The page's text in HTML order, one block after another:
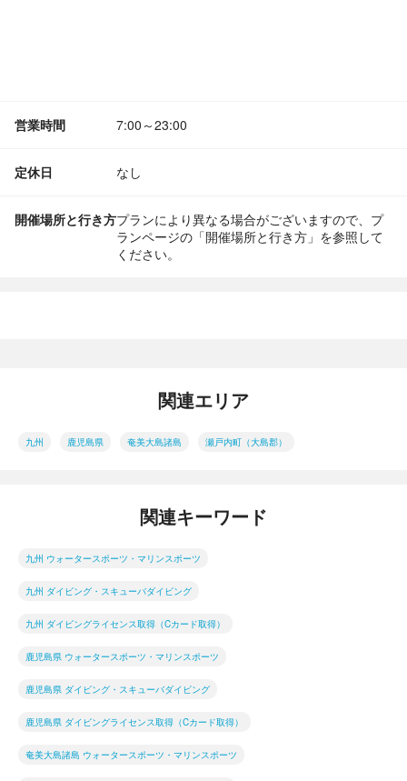
営業時間 7:00～23:00
定休日 なし
開催場所と行き方プランにより異なる場合がございますので、プ
ランページの「開催場所と行き方」を参照して
ください。
関連エリア
九州 鹿児島県 奄美大島諸島 瀬戸内町（大島郡）
関連キーワード
九州 ウォータースポーツ・マリンスポーツ
九州 ダイビング・スキューバダイビング
九州 ダイビングライセンス取得（Cカード取得）
鹿児島県 ウォータースポーツ・マリンスポーツ
鹿児島県 ダイビング・スキューバダイビング
鹿児島県 ダイビングライセンス取得（Cカード取得）
奄美大島諸島 ウォータースポーツ・マリンスポーツ